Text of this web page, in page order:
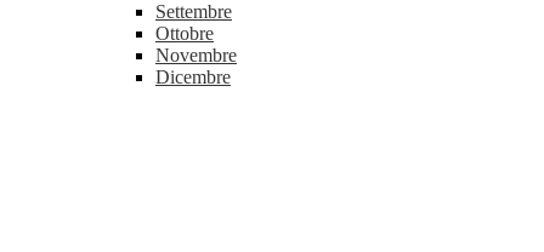
Settembre
Ottobre
Novembre
Dicembre